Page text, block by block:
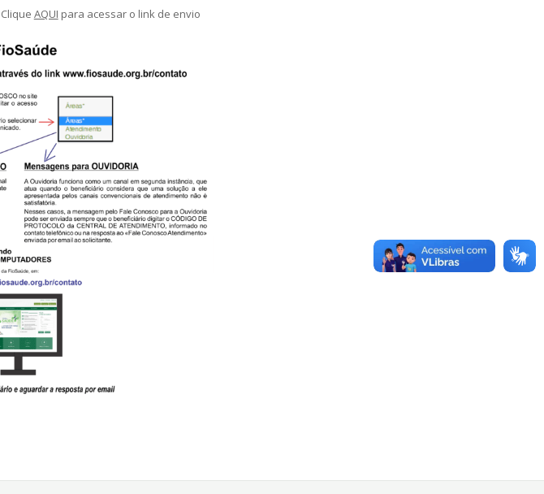
AQUI para acessar o link de envio